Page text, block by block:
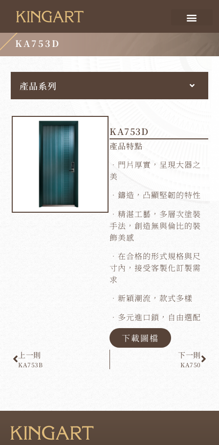
KA753D
產品系列
KA753D
產品特點
．門片厚實，呈現大器之
美
．鑄造，凸顯堅韌的特性
．精湛工藝，多層次塗裝
手法，創造無與倫比的裝
飾美感
．在合格的形式規格與尺
寸內，接受客製化訂製需
求
．新穎潮流，款式多樣
．多元進口鎖，自由選配
下載圖檔
上一則
KA753B
下一則
KA750